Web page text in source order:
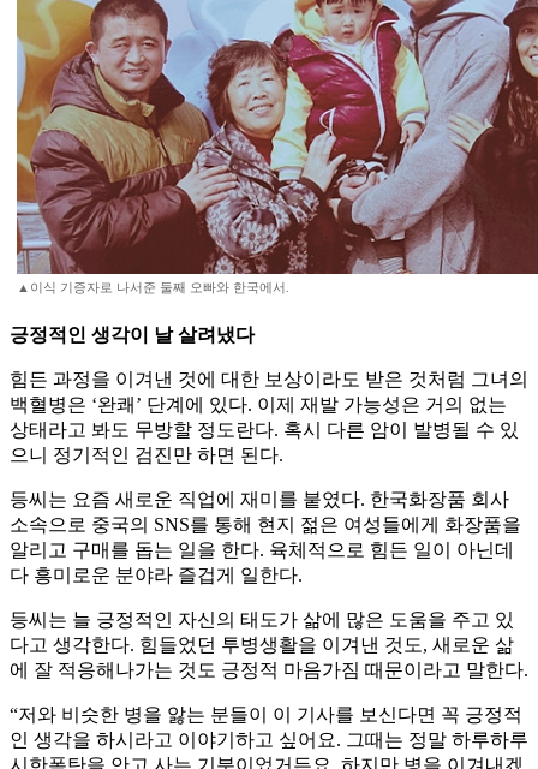
▲이식 기증자로 나서준 둘째 오빠와 한국에서.
긍정적인 생각이 날 살려냈다
힘든 과정을 이겨낸 것에 대한 보상이라도 받은 것처럼 그녀의
백혈병은 ‘완쾌’ 단계에 있다. 이제 재발 가능성은 거의 없는
상태라고 봐도 무방할 정도란다. 혹시 다른 암이 발병될 수 있
으니 정기적인 검진만 하면 된다.
등씨는 요즘 새로운 직업에 재미를 붙였다. 한국화장품 회사
소속으로 중국의 SNS를 통해 현지 젊은 여성들에게 화장품을
알리고 구매를 돕는 일을 한다. 육체적으로 힘든 일이 아닌데
다 흥미로운 분야라 즐겁게 일한다.
등씨는 늘 긍정적인 자신의 태도가 삶에 많은 도움을 주고 있
다고 생각한다. 힘들었던 투병생활을 이겨낸 것도, 새로운 삶
에 잘 적응해나가는 것도 긍정적 마음가짐 때문이라고 말한다.
“저와 비슷한 병을 앓는 분들이 이 기사를 보신다면 꼭 긍정적
인 생각을 하시라고 이야기하고 싶어요. 그때는 정말 하루하루